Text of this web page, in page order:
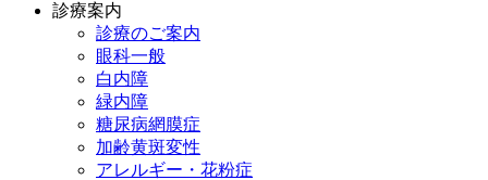
診療案内
診療のご案内
眼科一般
白内障
緑内障
糖尿病網膜症
加齢黄斑変性
アレルギー・花粉症